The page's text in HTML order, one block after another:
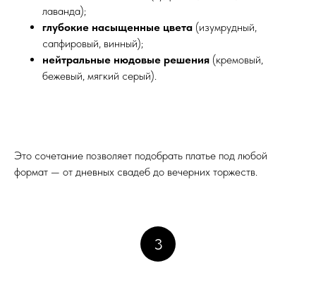
лаванда);
глубокие насыщенные цвета (изумрудный,
сапфировый, винный);
нейтральные нюдовые решения (кремовый,
бежевый, мягкий серый).
Это сочетание позволяет подобрать платье под любой
формат — от дневных свадеб до вечерних торжеств.
3